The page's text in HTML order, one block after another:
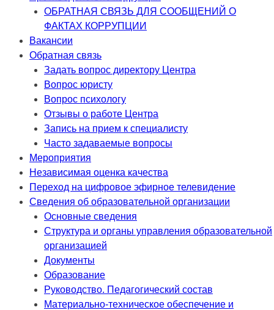
ОБРАТНАЯ СВЯЗЬ ДЛЯ СООБЩЕНИЙ О
ФАКТАХ КОРРУПЦИИ
Вакансии
Обратная связь
Задать вопрос директору Центра
Вопрос юристу
Вопрос психологу
Отзывы о работе Центра
Запись на прием к специалисту
Часто задаваемые вопросы
Мероприятия
Независимая оценка качества
Переход на цифровое эфирное телевидение
Сведения об образовательной организации
Основные сведения
Структура и органы управления образовательной
организацией
Документы
Образование
Руководство. Педагогический состав
Материально-техническое обеспечение и